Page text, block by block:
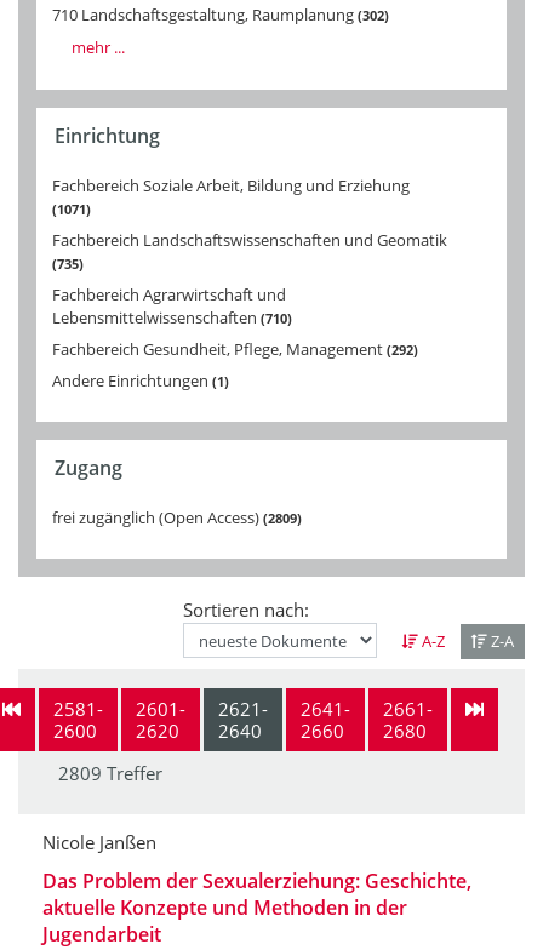
710 Landschaftsgestaltung, Raumplanung 302
mehr ...
Einrichtung
Fachbereich Soziale Arbeit, Bildung und Erziehung
1071
Fachbereich Landschaftswissenschaften und Geomatik
735
Fachbereich Agrarwirtschaft und
Lebensmittelwissenschaften 710
Fachbereich Gesundheit, Pflege, Management 292
Andere Einrichtungen 1
Zugang
frei zugänglich (Open Access) 2809
Sortieren nach:
A-Z Z-A
2581-
2600
2601-
2620
2621-
2640
2641-
2660
2661-
2680
2809 Treffer
Nicole Janßen
Das Problem der Sexualerziehung: Geschichte,
aktuelle Konzepte und Methoden in der
Jugendarbeit